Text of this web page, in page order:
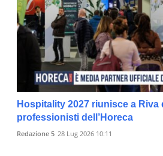
Hospitality 2027 riunisce a Riva
professionisti dell’Horeca
Redazione 5 28 Lug 2026 10:11